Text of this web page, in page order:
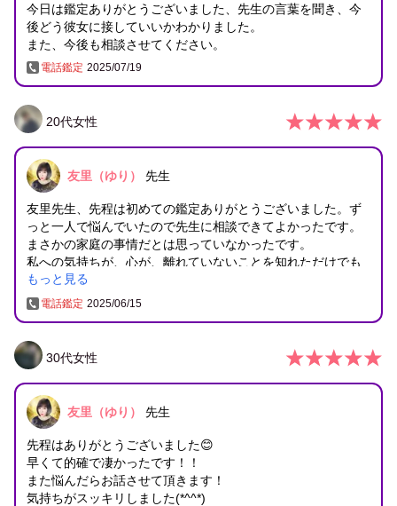
今日は鑑定ありがとうございました、先生の言葉を聞き、今
後どう彼女に接していいかわかりました。
また、今後も相談させてください。
電話鑑定 2025/07/19
20代女性
友里（ゆり） 先生
友里先生、先程は初めての鑑定ありがとうございました。ず
っと一人で悩んでいたので先生に相談できてよかったです。
まさかの家庭の事情だとは思っていなかったです。
私への気持ちが、心が、離れていないことを知れただけでも
嬉しかったです。
先生の仰る7月まであと半月。
我慢してみます。
動きがあれば、また報告させて頂きます。
本日は本当にありがとうございました。
友里先生、先程は初めての鑑定ありがとうございました。ず
っと一人で悩んでいたので先生に相談できてよかったです。
まさかの家庭の事情だとは思っていなかったです。
私への気持ちが、心が、離れていないことを知れただけでも
もっと見る
電話鑑定 2025/06/15
30代女性
友里（ゆり） 先生
先程はありがとうございました😊
早くて的確で凄かったです！！
また悩んだらお話させて頂きます！
気持ちがスッキリしました(*^^*)